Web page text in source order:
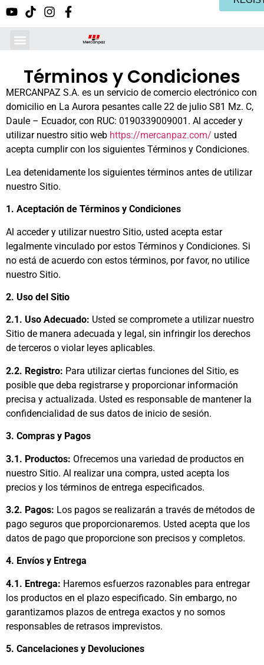
Términos y Condiciones
MERCANPAZ S.A. es un servicio de comercio electrónico con
domicilio en La Aurora pesantes calle 22 de julio S81 Mz. C,
Daule – Ecuador, con RUC: 0190339009001. Al acceder y
utilizar nuestro sitio web https://mercanpaz.com/ usted
acepta cumplir con los siguientes Términos y Condiciones.
Lea detenidamente los siguientes términos antes de utilizar
nuestro Sitio.
1. Aceptación de Términos y Condiciones
Al acceder y utilizar nuestro Sitio, usted acepta estar
legalmente vinculado por estos Términos y Condiciones. Si
no está de acuerdo con estos términos, por favor, no utilice
nuestro Sitio.
2. Uso del Sitio
2.1. Uso Adecuado: Usted se compromete a utilizar nuestro
Sitio de manera adecuada y legal, sin infringir los derechos
de terceros o violar leyes aplicables.
2.2. Registro: Para utilizar ciertas funciones del Sitio, es
posible que deba registrarse y proporcionar información
precisa y actualizada. Usted es responsable de mantener la
confidencialidad de sus datos de inicio de sesión.
3. Compras y Pagos
3.1. Productos: Ofrecemos una variedad de productos en
nuestro Sitio. Al realizar una compra, usted acepta los
precios y los términos de entrega especificados.
3.2. Pagos: Los pagos se realizarán a través de métodos de
pago seguros que proporcionaremos. Usted acepta que los
datos de pago que proporcione son precisos y completos.
4. Envíos y Entrega
4.1. Entrega: Haremos esfuerzos razonables para entregar
los productos en el plazo especificado. Sin embargo, no
garantizamos plazos de entrega exactos y no somos
responsables de retrasos imprevistos.
5. Cancelaciones y Devoluciones